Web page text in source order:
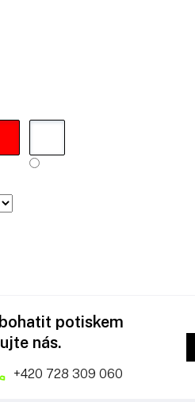
potiskem
nás.
+420 728 309 060